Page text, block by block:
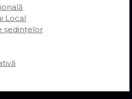
Local
ședințelor